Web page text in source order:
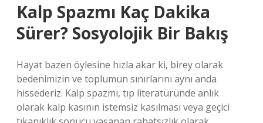
Kalp Spazmı Kaç Dakika
Sürer? Sosyolojik Bir Bakış
Hayat bazen öylesine hızla akar ki, birey olarak
bedenimizin ve toplumun sınırlarını aynı anda
hissederiz. Kalp spazmı, tıp literatüründe anlık
olarak kalp kasının istemsiz kasılması veya geçici